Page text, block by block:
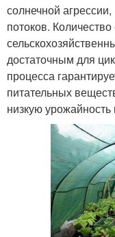
солнечной
потоков.
достаточным для
процесса
питательных
низкую урожайность